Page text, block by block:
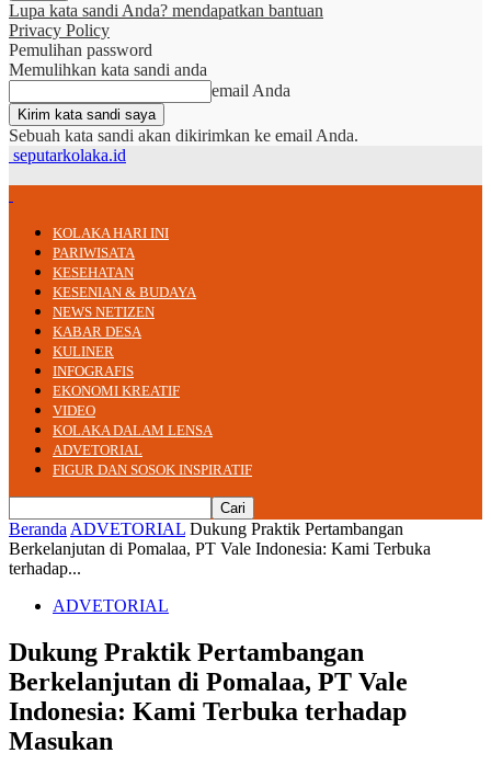
Lupa kata sandi Anda? mendapatkan bantuan
Privacy Policy
Pemulihan password
Memulihkan kata sandi anda
email Anda
Sebuah kata sandi akan dikirimkan ke email Anda.
seputarkolaka.id
KOLAKA HARI INI
PARIWISATA
KESEHATAN
KESENIAN & BUDAYA
NEWS NETIZEN
KABAR DESA
KULINER
INFOGRAFIS
EKONOMI KREATIF
VIDEO
KOLAKA DALAM LENSA
ADVETORIAL
FIGUR DAN SOSOK INSPIRATIF
Beranda ADVETORIAL Dukung Praktik Pertambangan
Berkelanjutan di Pomalaa, PT Vale Indonesia: Kami Terbuka
terhadap...
ADVETORIAL
Dukung Praktik Pertambangan
Berkelanjutan di Pomalaa, PT Vale
Indonesia: Kami Terbuka terhadap
Masukan